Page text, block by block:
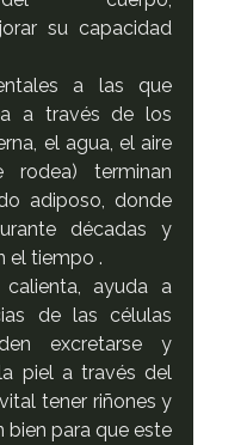
su capacidad
a las que
a través de los
el agua, el aire
terminan
adiposo, donde
décadas y
el tiempo .
ayuda a
de las células
excretarse y
piel a través del
tener riñones y
bien para que este